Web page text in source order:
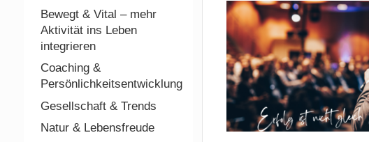
Bewegt & Vital – mehr
Aktivität ins Leben
integrieren
Coaching &
Persönlichkeitsentwicklung
Gesellschaft & Trends
Natur & Lebensfreude